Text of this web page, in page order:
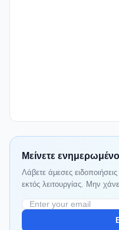
Μείνετε
Λάβετε άμεσες
εκτός λειτουργίας. Μην